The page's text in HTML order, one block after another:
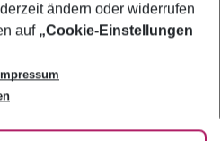
ändern oder widerrufen
auf „Cookie-Einstellungen